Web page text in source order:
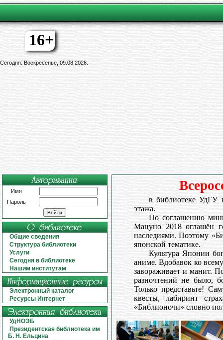
16+
Сегодня: Воскресенье, 09.08.2026.
Имя
Пароль
Общие сведения
Структура библиотеки
Услуги
Сегодня в библиотеке
Нашим институтам
Электронный каталог
Ресурсы Интернет
УдНОЭБ
Президентская библиотека им
Б. Н. Ельцина
в библиотеке УдГУ
этажа.
По соглашению
Мацуно 2018 оглашён
наследиями. Поэтому
японской тематике.
Культура Японии
аниме. Вдобавок ко
завораживает и манит.
разночтений не было,
Только представьте!
квесты, лабиринт
«Библионочи» словно